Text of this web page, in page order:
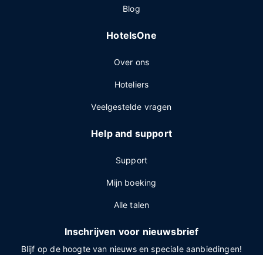
Blog
HotelsOne
Over ons
Hoteliers
Veelgestelde vragen
Help and support
Support
Mijn boeking
Alle talen
Inschrijven voor nieuwsbrief
Blijf op de hoogte van nieuws en speciale aanbiedingen!